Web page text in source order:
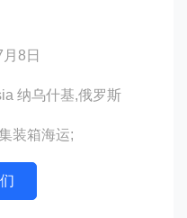
8日
纳乌什基,俄罗斯
装箱海运;